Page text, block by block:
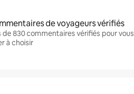
de voyageurs vérifiés
de 830 commentaires vérifiés pour vous
à choisir